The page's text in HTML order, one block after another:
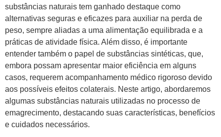
substâncias naturais tem ganhado destaque como
alternativas seguras e eficazes para auxiliar na perda de
peso, sempre aliadas a uma alimentação equilibrada e a
práticas de atividade física. Além disso, é importante
entender também o papel de substâncias sintéticas, que,
embora possam apresentar maior eficiência em alguns
casos, requerem acompanhamento médico rigoroso devido
aos possíveis efeitos colaterais. Neste artigo, abordaremos
algumas substâncias naturais utilizadas no processo de
emagrecimento, destacando suas características, benefícios
e cuidados necessários.